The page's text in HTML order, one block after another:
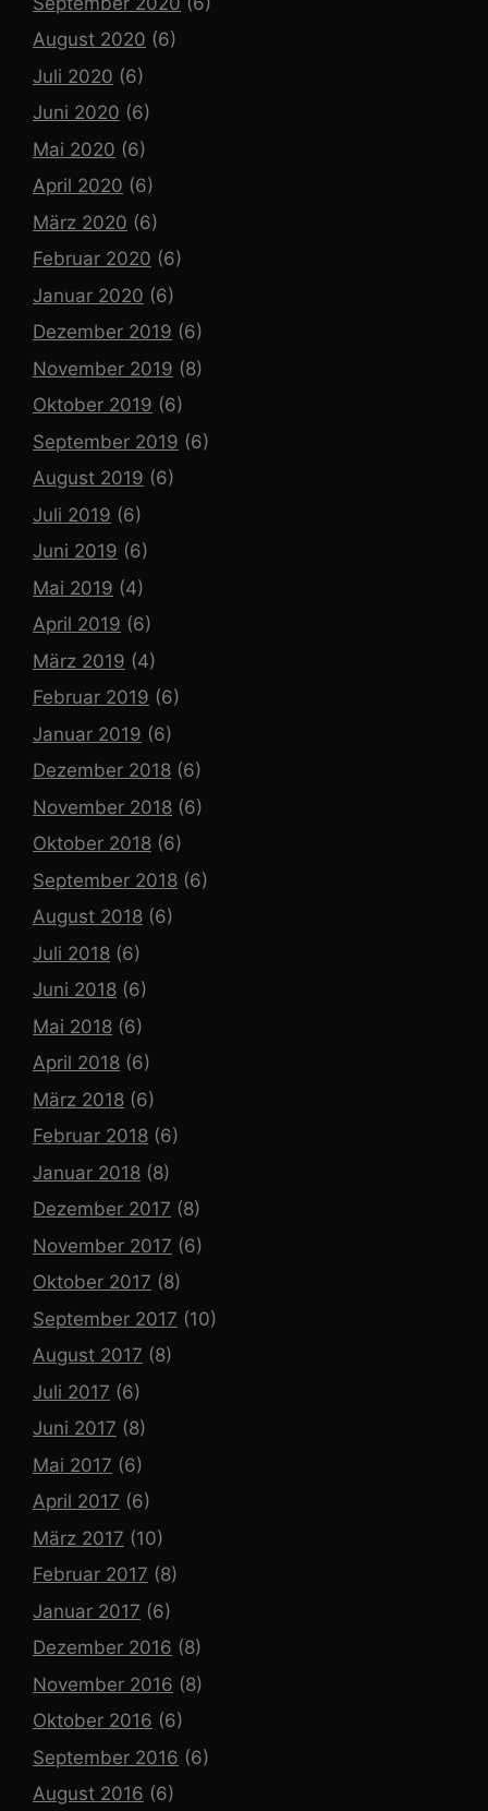
August 2020 (6)
Juli 2020 (6)
Juni 2020 (6)
Mai 2020 (6)
April 2020 (6)
März 2020 (6)
Februar 2020 (6)
Januar 2020 (6)
Dezember 2019 (6)
November 2019 (8)
Oktober 2019 (6)
September 2019 (6)
August 2019 (6)
Juli 2019 (6)
Juni 2019 (6)
Mai 2019 (4)
April 2019 (6)
März 2019 (4)
Februar 2019 (6)
Januar 2019 (6)
Dezember 2018 (6)
November 2018 (6)
Oktober 2018 (6)
September 2018 (6)
August 2018 (6)
Juli 2018 (6)
Juni 2018 (6)
Mai 2018 (6)
April 2018 (6)
März 2018 (6)
Februar 2018 (6)
Januar 2018 (8)
Dezember 2017 (8)
November 2017 (6)
Oktober 2017 (8)
September 2017 (10)
August 2017 (8)
Juli 2017 (6)
Juni 2017 (8)
Mai 2017 (6)
April 2017 (6)
März 2017 (10)
Februar 2017 (8)
Januar 2017 (6)
Dezember 2016 (8)
November 2016 (8)
Oktober 2016 (6)
September 2016 (6)
August 2016 (6)